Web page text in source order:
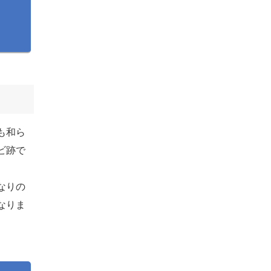
和ら
跡で
りの
りま